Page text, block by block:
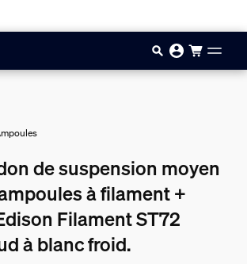
de suspension moyen
à filament +
Filament ST72
à blanc froid.